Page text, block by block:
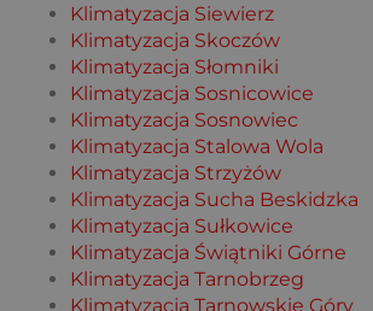
Klimatyzacja Siewierz
Klimatyzacja Skoczów
Klimatyzacja Słomniki
Klimatyzacja Sosnicowice
Klimatyzacja Sosnowiec
Klimatyzacja Stalowa Wola
Klimatyzacja Strzyżów
Klimatyzacja Sucha Beskidzka
Klimatyzacja Sułkowice
Klimatyzacja Świątniki Górne
Klimatyzacja Tarnobrzeg
Klimatyzacja Tarnowskie Góry